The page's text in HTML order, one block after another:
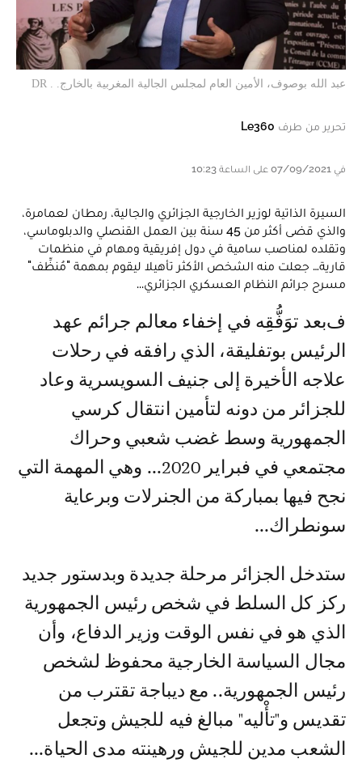
عبد الله بوصوف، الأمين العام لمجلس الجالية المغربية بالخارج. . DR
تحرير من طرف Le360
في 07/09/2021 على الساعة 10:23
السيرة الذاتية لوزير الخارجية الجزائري والجالية، رمطان لعمامرة،
والذي قضى أكثر من 45 سنة بين العمل القنصلي والدبلوماسي،
وتقلده لمناصب سامية في دول إفريقية ومهام في منظمات
قارية… جعلت منه الشخص الأكثر تأهيلا ليقوم بمهمة "مُنظِّف"
مسرح جرائم النظام العسكري الجزائري...
فبعد توَفُّقِه في إخفاء معالم جرائم عهد
الرئيس بوتفليقة، الذي رافقه في رحلات
علاجه الأخيرة إلى جنيف السويسرية وعاد
للجزائر من دونه لتأمين انتقال كرسي
الجمهورية وسط غضب شعبي وحراك
مجتمعي في فبراير 2020... وهي المهمة التي
نجح فيها بمباركة من الجنرلات وبرعاية
سونطراك...
ستدخل الجزائر مرحلة جديدة وبدستور جديد
ركز كل السلط في شخص رئيس الجمهورية
الذي هو في نفس الوقت وزير الدفاع، وأن
مجال السياسة الخارجية محفوظ لشخص
رئيس الجمهورية.. مع ديباجة تقترب من
تقديس و"تأْليه" مبالغ فيه للجيش وتجعل
الشعب مدين للجيش ورهينته مدى الحياة...